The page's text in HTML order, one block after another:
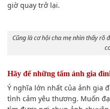
giờ quay trở lại.
Cũng là cơ hội cha mẹ nhìn thấy
Hãy để những tấm ảnh gia
Ý nghĩa lớn nhất của ảnh gia
tình cảm yêu thương. Muốn